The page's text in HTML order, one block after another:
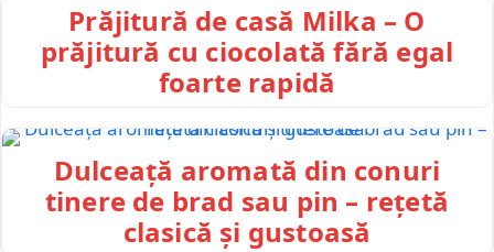
Prăjitură de casă Milka – O
prăjitură cu ciocolată fără egal
foarte rapidă
Dulceață aromată din conuri
tinere de brad sau pin – rețetă
clasică și gustoasă